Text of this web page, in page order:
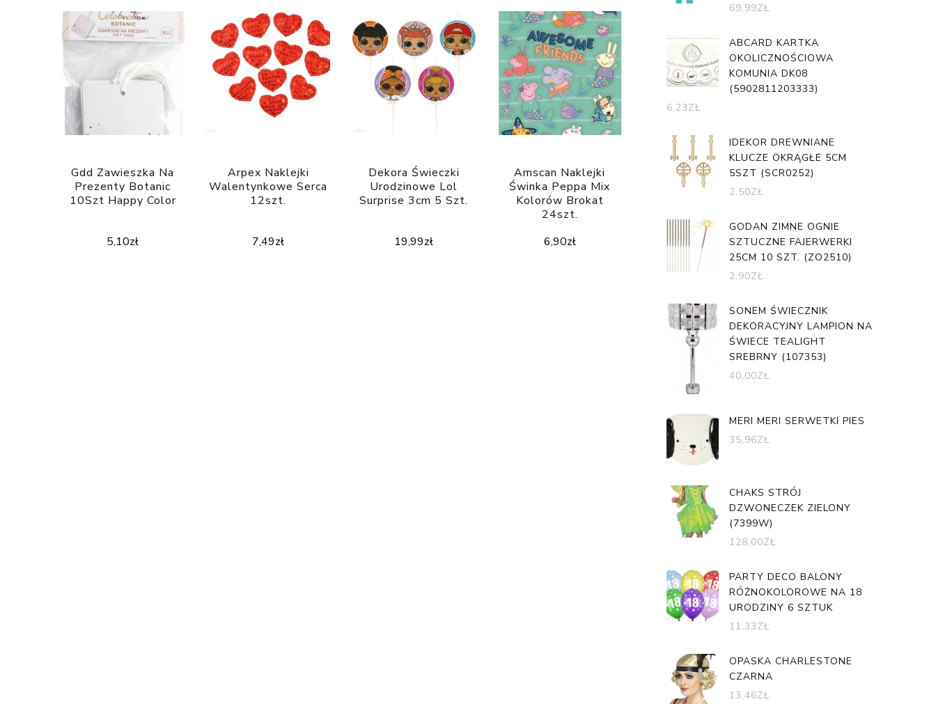
Gdd Zawieszka Na
Prezenty Botanic
10Szt Happy Color
5,10zł
Arpex Naklejki
Walentynkowe Serca
12szt.
7,49zł
Dekora Świeczki
Urodzinowe Lol
Surprise 3cm 5 Szt.
19,99zł
Amscan Naklejki
Świnka Peppa Mix
Kolorów Brokat
24szt.
6,90zł
69,99ZŁ
ABCARD KARTKA
OKOLICZNOŚCIOWA
KOMUNIA DK08
(5902811203333)
6,23ZŁ
IDEKOR DREWNIANE
KLUCZE OKRĄGŁE 5CM
5SZT (SCR0252)
2,50ZŁ
GODAN ZIMNE OGNIE
SZTUCZNE FAJERWERKI
25CM 10 SZT. (ZO2510)
2,90ZŁ
SONEM ŚWIECZNIK
DEKORACYJNY LAMPION NA
ŚWIECE TEALIGHT
SREBRNY (107353)
40,00ZŁ
MERI MERI SERWETKI PIES
35,96ZŁ
CHAKS STRÓJ
DZWONECZEK ZIELONY
(7399W)
128,00ZŁ
PARTY DECO BALONY
RÓŻNOKOLOROWE NA 18
URODZINY 6 SZTUK
11,33ZŁ
OPASKA CHARLESTONE
CZARNA
13,46ZŁ